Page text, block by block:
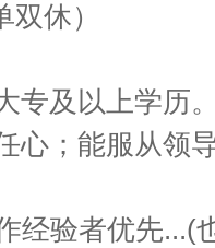
休）
专及以上学历
心；能服从领
经验者优先...(